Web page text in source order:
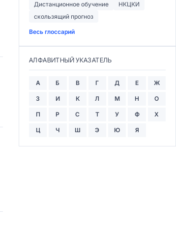
Дистанционное обучение
НКЦКИ
скользящий прогноз
Весь глоссарий
АЛФАВИТНЫЙ УКАЗАТЕЛЬ
А Б В Г Д Е Ж
З И К Л М Н О
П Р С Т У Ф Х
Ц Ч Ш Э Ю Я